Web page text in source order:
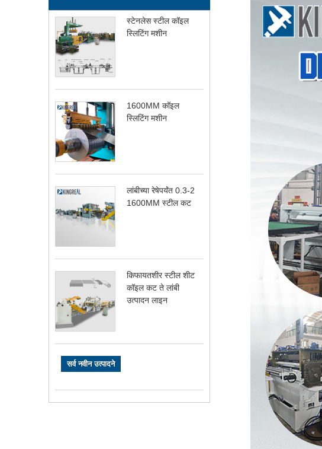
स्टेनलेस स्टील कॉइल
स्लिटिंग मशीन
1600MM कॉइल
स्लिटिंग मशीन
लांबीच्या रेषेपर्यंत 0.3-2
1600MM स्टील कट
किफायतशीर स्टील शीट
कॉइल कट ते लांबी
उत्पादन लाइन
सर्व नवीन उत्पादने